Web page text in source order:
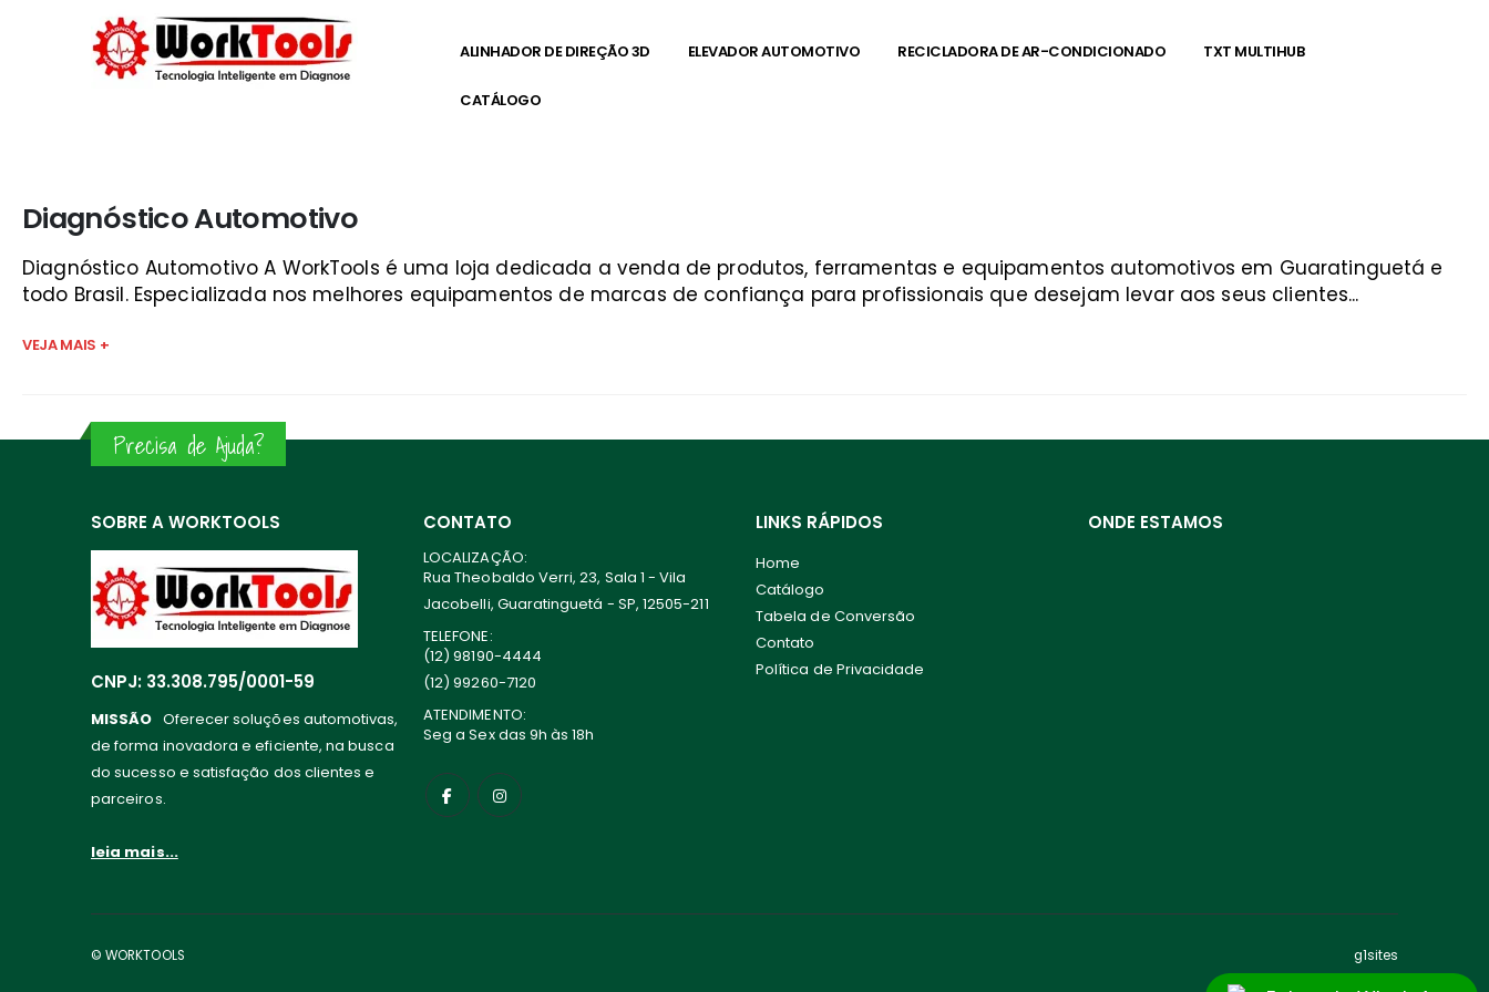
ALINHADOR DE DIREÇÃO 3D ELEVADOR AUTOMOTIVO RECICLADORA DE AR-CONDICIONADO TXT MULTIHUB
CATÁLOGO
Diagnóstico Automotivo
Diagnóstico Automotivo A WorkTools é uma loja dedicada a venda de produtos, ferramentas e equipamentos automotivos em Guaratinguetá e
todo Brasil. Especializada nos melhores equipamentos de marcas de confiança para profissionais que desejam levar aos seus clientes...
VEJA MAIS +
Precisa de Ajuda?
SOBRE A WORKTOOLS
CNPJ: 33.308.795/0001-59
MISSÃO Oferecer soluções automotivas,
de forma inovadora e eficiente, na busca
do sucesso e satisfação dos clientes e
parceiros.
leia mais...
CONTATO
LOCALIZAÇÃO:
Rua Theobaldo Verri, 23, Sala 1 - Vila
Jacobelli, Guaratinguetá - SP, 12505-211
TELEFONE:
(12) 98190-4444
(12) 99260-7120
ATENDIMENTO:
Seg a Sex das 9h às 18h
LINKS RÁPIDOS
Home
Catálogo
Tabela de Conversão
Contato
Política de Privacidade
ONDE ESTAMOS
© WORKTOOLS g1sites